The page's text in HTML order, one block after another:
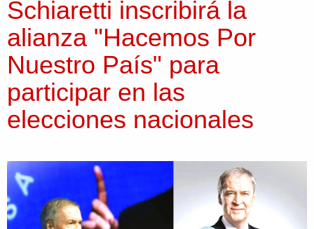
Schiaretti inscribirá la
alianza "Hacemos Por
Nuestro País" para
participar en las
elecciones nacionales